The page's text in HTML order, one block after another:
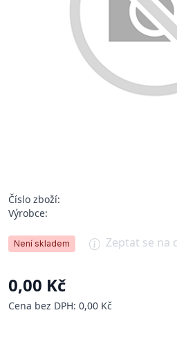
Číslo zboží:
Výrobce:
Není skladem Zeptat se na
0,00 Kč
Cena bez DPH: 0,00 Kč